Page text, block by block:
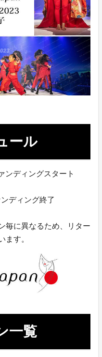
ール
ンディングスタート
ディング終了
毎に異なるため、リター
ます。
一覧